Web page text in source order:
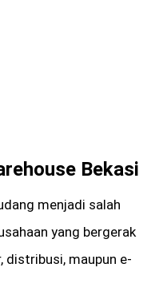
Bekasi
menjadi salah
yang bergerak
distribusi, maupun e-